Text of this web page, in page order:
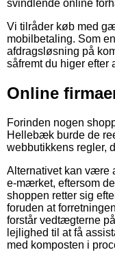
svindlende online
Vi tilråder køb med
mobilbetaling. Som
afdragsløsning på
såfremt du higer efter
Online
Forinden nogen
Hellebæk burde de
webbutikkens regler,
Alternativet kan være
e-mærket, eftersom
shoppen retter sig
foruden at
forstår vedtægterne
lejlighed til at få
med komposten i